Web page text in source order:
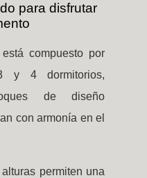
para disfrutar
compuesto por
y 4 dormitorios,
de diseño
con armonía en el
permiten una